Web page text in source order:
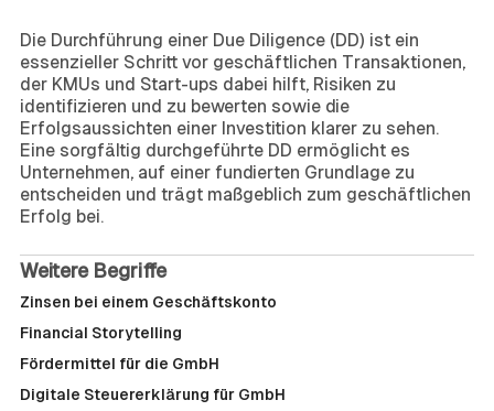
Die Durchführung einer Due Diligence (DD) ist ein
essenzieller Schritt vor geschäftlichen Transaktionen,
der KMUs und Start-ups dabei hilft, Risiken zu
identifizieren und zu bewerten sowie die
Erfolgsaussichten einer Investition klarer zu sehen.
Eine sorgfältig durchgeführte DD ermöglicht es
Unternehmen, auf einer fundierten Grundlage zu
entscheiden und trägt maßgeblich zum geschäftlichen
Erfolg bei.
Weitere Begriffe
Zinsen bei einem Geschäftskonto
Financial Storytelling
Fördermittel für die GmbH
Digitale Steuererklärung für GmbH